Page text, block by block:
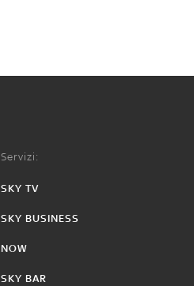
Servizi:
SKY TV
SKY BUSINESS
NOW
SKY BAR